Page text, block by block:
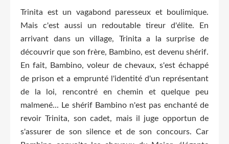
Trinita est un vagabond paresseux et boulimique.
Mais c'est aussi un redoutable tireur d'élite. En
arrivant dans un village, Trinita a la surprise de
découvrir que son frère, Bambino, est devenu shérif.
En fait, Bambino, voleur de chevaux, s'est échappé
de prison et a emprunté l'identité d'un représentant
de la loi, rencontré en chemin et quelque peu
malmené... Le shérif Bambino n'est pas enchanté de
revoir Trinita, son cadet, mais il juge opportun de
s'assurer de son silence et de son concours. Car